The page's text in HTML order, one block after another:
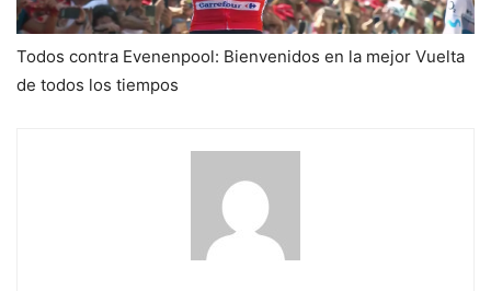
Todos contra Evenenpool: Bienvenidos en la mejor Vuelta
de todos los tiempos